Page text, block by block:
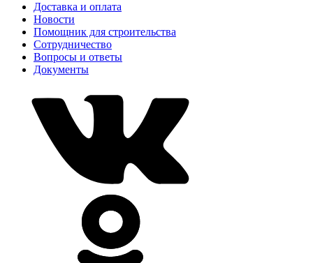
Доставка и оплата
Новости
Помощник для строительства
Сотрудничество
Вопросы и ответы
Документы